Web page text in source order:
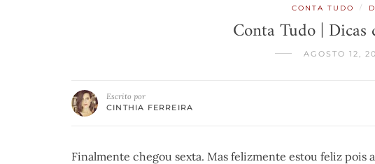
CONTA TUDO /
Conta Tudo | Dicas
AGOSTO 12,
Escrito por
CINTHIA FERREIRA
Finalmente chegou sexta. Mas felizmente estou feliz